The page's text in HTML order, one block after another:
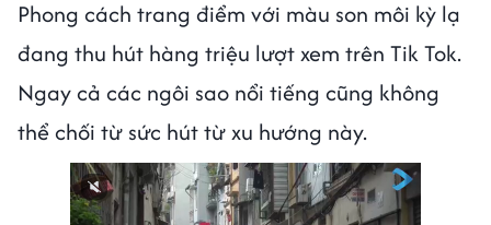
Phong cách trang điểm với màu son môi kỳ lạ
đang thu hút hàng triệu lượt xem trên Tik Tok.
Ngay cả các ngôi sao nổi tiếng cũng không
thể chối từ sức hút từ xu hướng này.